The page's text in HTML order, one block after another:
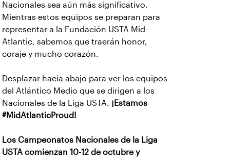
Nacionales sea aún más significativo.
Mientras estos equipos se preparan para
representar a la Fundación USTA Mid-
Atlantic, sabemos que traerán honor,
coraje y mucho corazón.
Desplazar hacia abajo para ver los equipos
del Atlántico Medio que se dirigen a los
Nacionales de la Liga USTA. ¡Estamos
#MidAtlanticProud!
Los Campeonatos Nacionales de la Liga
USTA comienzan 10-12 de octubre y